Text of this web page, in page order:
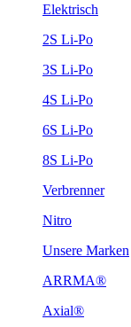
Elektrisch
2S Li-Po
3S Li-Po
4S Li-Po
6S Li-Po
8S Li-Po
Verbrenner
Nitro
Unsere Marken
ARRMA®
Axial®